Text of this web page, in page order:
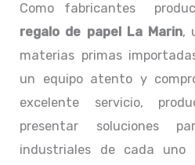
Como fabricantes
regalo de papel La Marin,
materias primas
un equipo atento y
excelente servicio,
presentar soluciones
industriales de cada uno